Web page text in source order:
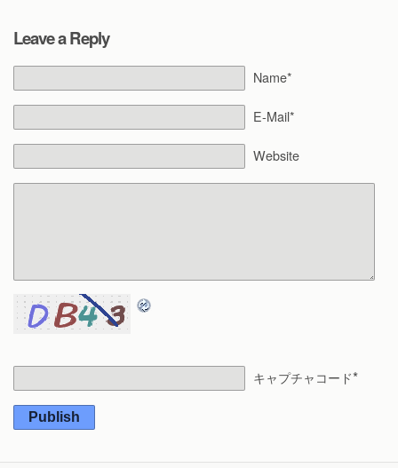
Leave a Reply
Name*
E-Mail*
Website
キャプチャコード*
Publish